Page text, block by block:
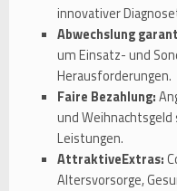
innovativer
Abwechslung
um Einsatz- und
Herausforderungen.
Faire Bezahlung:
und
Leistungen.
AttraktiveExtras:
Altersvorsorge,